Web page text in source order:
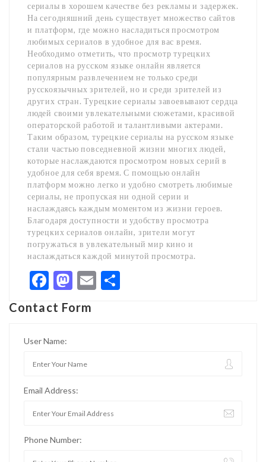
сериалы в хорошем качестве без рекламы и задержек.
На сегодняшний день существует множество сайтов
и платформ, где можно насладиться просмотром
любимых сериалов в удобное для вас время.
Необходимо отметить, что просмотр турецких
сериалов на русском языке онлайн является
популярным развлечением не только среди
русскоязычных зрителей, но и среди зрителей из
других стран. Турецкие сериалы завоевывают сердца
людей своими увлекательными сюжетами, красивой
операторской работой и талантливыми актерами.
Таким образом, турецкие сериалы на русском языке
стали частью повседневной жизни многих людей,
которые наслаждаются просмотром новых серий в
удобное для себя время. С помощью онлайн
платформ можно легко и удобно смотреть любимые
сериалы, не пропуская ни одной серии и
наслаждаясь каждым моментом из жизни героев.
Благодаря доступности и удобству просмотра
турецких сериалов онлайн, зрители могут
погружаться в увлекательный мир кино и
наслаждаться каждой минутой просмотра.
Facebook
Mastodon
Email
Contact Form
User Name:
Email Address:
Phone Number: